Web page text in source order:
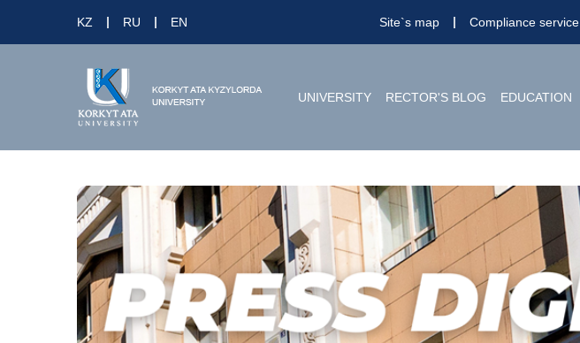
KZ RU EN Site`s map Compliance service
UNIVERSITY RECTOR'S BLOG EDUCATION